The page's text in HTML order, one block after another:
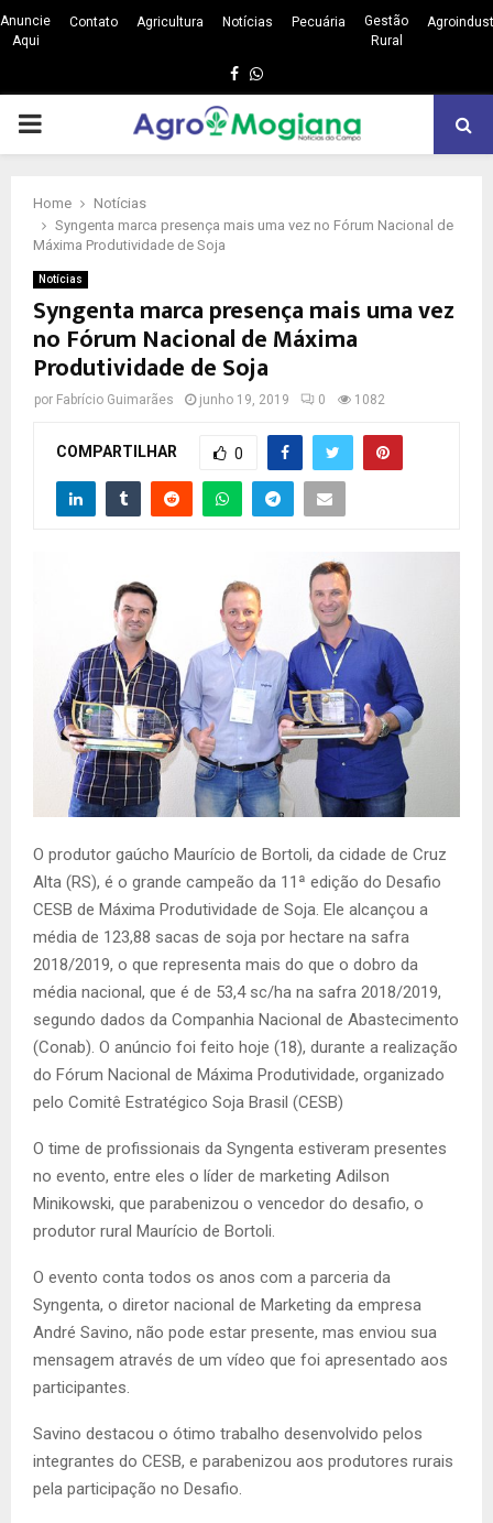
Anuncie
Aqui
Contato Agricultura Notícias Pecuária
Gestão
Rural
Facebook
Whatsapp
PRIMARY
Home
Notícias
Syngenta marca presença mais uma vez no Fórum Nacional de
Máxima Produtividade de Soja
Notícias
Syngenta marca presença mais uma vez
no Fórum Nacional de Máxima
Produtividade de Soja
por Fabrício Guimarães junho 19, 2019 0 1082
COMPARTILHAR 0
O produtor gaúcho Maurício de Bortoli, da cidade de Cruz
Alta (RS), é o grande campeão da 11ª edição do Desafio
CESB de Máxima Produtividade de Soja. Ele alcançou a
média de 123,88 sacas de soja por hectare na safra
2018/2019, o que representa mais do que o dobro da
média nacional, que é de 53,4 sc/ha na safra 2018/2019,
segundo dados da Companhia Nacional de Abastecimento
(Conab). O anúncio foi feito hoje (18), durante a realização
do Fórum Nacional de Máxima Produtividade, organizado
pelo Comitê Estratégico Soja Brasil (CESB)
O time de profissionais da Syngenta estiveram presentes
no evento, entre eles o líder de marketing Adilson
Minikowski, que parabenizou o vencedor do desafio, o
produtor rural Maurício de Bortoli.
O evento conta todos os anos com a parceria da
Syngenta, o diretor nacional de Marketing da empresa
André Savino, não pode estar presente, mas enviou sua
mensagem através de um vídeo que foi apresentado aos
participantes.
Savino destacou o ótimo trabalho desenvolvido pelos
integrantes do CESB, e parabenizou aos produtores rurais
pela participação no Desafio.